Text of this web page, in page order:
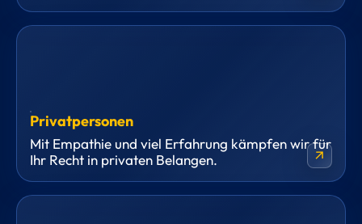
arrow_outward
Privatpersonen
Mit Empathie und viel Erfahrung kämpfen wir für
Ihr Recht in privaten Belangen.